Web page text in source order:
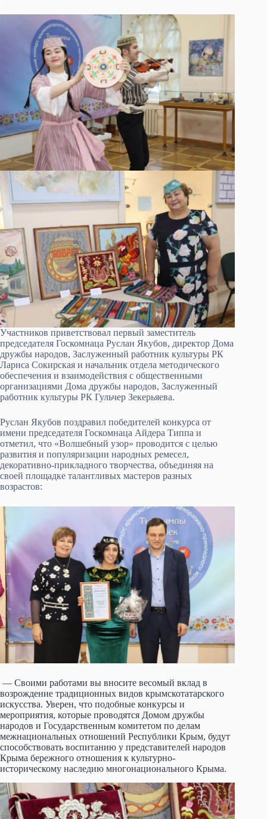
Участников приветствовал первый заместитель
председателя Госкомнаца Руслан Якубов, директор Дома
дружбы народов, Заслуженный работник культуры РК
Лариса Сокирская и начальник отдела методического
обеспечения и взаимодействия с общественными
организациями Дома дружбы народов, Заслуженный
работник культуры РК Гульчер Зекерьяева.
Руслан Якубов поздравил победителей конкурса от
имени председателя Госкомнаца Айдера Типпа и
отметил, что «Волшебный узор» проводится с целью
развития и популяризации народных ремесел,
декоративно-прикладного творчества, объединяя на
своей площадке талантливых мастеров разных
возрастов:
— Своими работами вы вносите весомый вклад в
возрождение традиционных видов крымскотатарского
искусства. Уверен, что подобные конкурсы и
мероприятия, которые проводятся Домом дружбы
народов и Государственным комитетом по делам
межнациональных отношений Республики Крым, будут
способствовать воспитанию у представителей народов
Крыма бережного отношения к культурно-
историческому наследию многонационального Крыма.